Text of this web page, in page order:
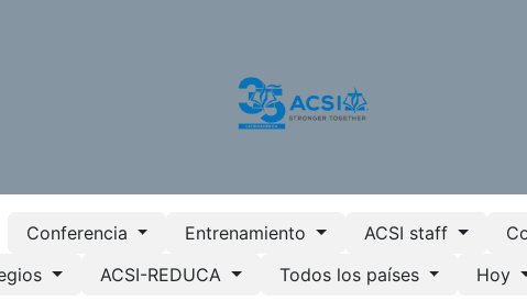
Conferencia Entrenamiento ACSI staff
ACSI-REDUCA Todos los países Hoy